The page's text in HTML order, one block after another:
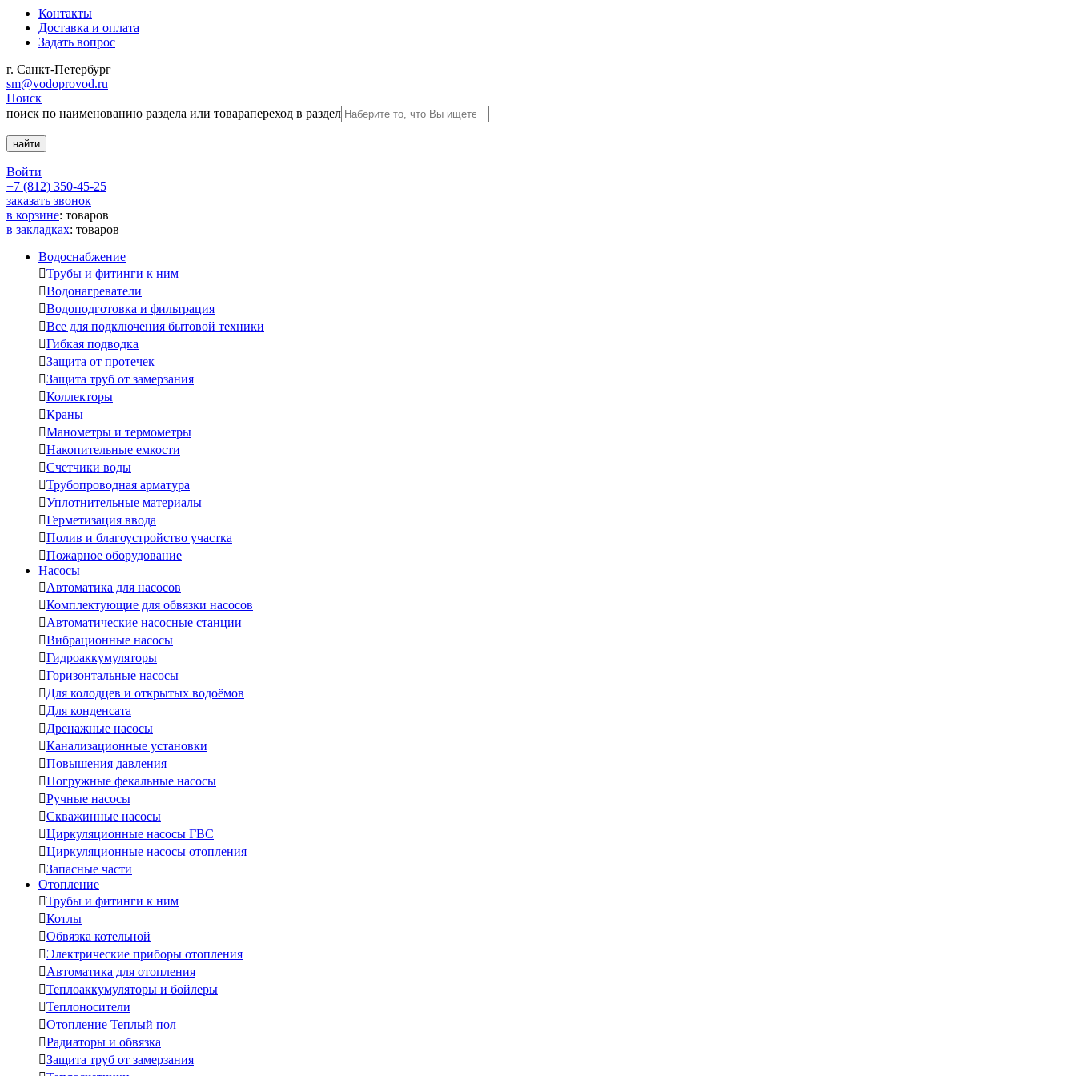
Контакты
Доставка и оплата
Задать вопрос
г. Санкт-Петербург
sm@vodoprovod.ru
Поиск
поиск по наименованию раздела или товарапереход в раздел
Войти
+7 (812) 350-45-25
заказать звонок
в корзине: товаров
в закладках: товаров
Водоснабжение
Трубы и фитинги к ним
Водонагреватели
Водоподготовка и фильтрация
Все для подключения бытовой техники
Гибкая подводка
Защита от протечек
Защита труб от замерзания
Коллекторы
Краны
Манометры и термометры
Накопительные емкости
Счетчики воды
Трубопроводная арматура
Уплотнительные материалы
Герметизация ввода
Полив и благоустройство участка
Пожарное оборудование
Насосы
Автоматика для насосов
Комплектующие для обвязки насосов
Автоматические насосные станции
Вибрационные насосы
Гидроаккумуляторы
Горизонтальные насосы
Для колодцев и открытых водоёмов
Для конденсата
Дренажные насосы
Канализационные установки
Повышения давления
Погружные фекальные насосы
Ручные насосы
Скважинные насосы
Циркуляционные насосы ГВС
Циркуляционные насосы отопления
Запасные части
Отопление
Трубы и фитинги к ним
Котлы
Обвязка котельной
Электрические приборы отопления
Автоматика для отопления
Теплоаккумуляторы и бойлеры
Теплоносители
Отопление Теплый пол
Радиаторы и обвязка
Защита труб от замерзания